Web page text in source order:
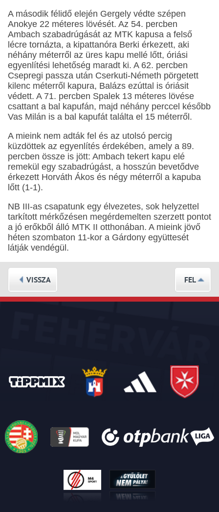
A második félidő elején Gergely védte szépen
Anokye 22 méteres lövését. Az 54. percben
Ambach szabadrúgását az MTK kapusa a felső
lécre tornázta, a kipattanóra Berki érkezett, aki
néhány méterről az üres kapu mellé lőtt, óriási
egyenlítési lehetőség maradt ki. A 62. percben
Csepregi passza után Cserkuti-Németh pörgetett
kilenc méterről kapura, Balázs ezúttal is óriásit
védett. A 71. percben Spalek 13 méteres lövése
csattant a bal kapufán, majd néhány perccel később
Vas Milán is a bal kapufát találta el 15 méterről.
A mieink nem adták fel és az utolsó percig
küzdöttek az egyenlítés érdekében, amely a 89.
percben össze is jött: Ambach tekert kapu elé
remekül egy szabadrúgást, a hosszún bevetődve
érkezett Horváth Ákos és négy méterről a kapuba
lőtt (1-1).
NB III-as csapatunk egy élvezetes, sok helyzettel
tarkított mérkőzésen megérdemelten szerzett pontot
a jó erőkből álló MTK II otthonában. A mieink jövő
héten szombaton 11-kor a Gárdony együttesét
látják vendégül.
VISSZA FEL